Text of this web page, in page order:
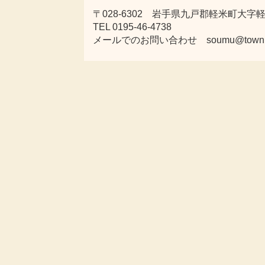
〒028-6302 岩手県九戸郡軽米町大字
TEL 0195-46-4738
メールでのお問い合わせ